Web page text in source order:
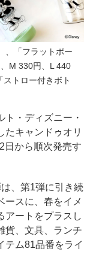
、「フラットポー
M 330円、L 440
トロー付きボト
・ディズニー・
たキャンドゥオリ
日から順次発売す
、第1弾に引き続
ースに、春をイメ
アートをプラスし
貨、文具、ランチ
テム81品番をライ